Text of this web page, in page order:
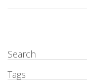
Search
Tags